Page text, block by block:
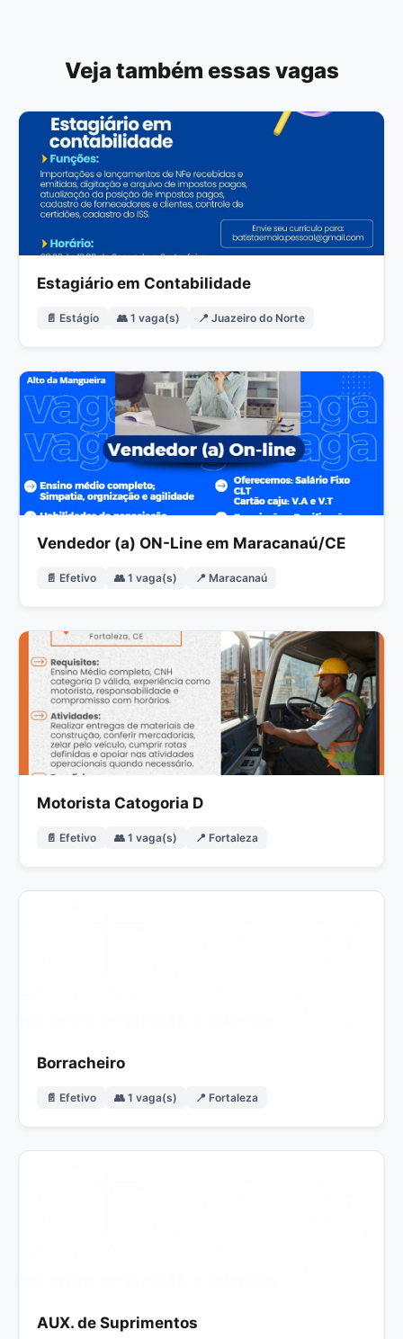
Veja também essas vagas
Estagiário em Contabilidade
📄 Estágio 👥 1 vaga(s) 📍 Juazeiro do Norte
Vendedor (a) ON-Line em Maracanaú/CE
📄 Efetivo 👥 1 vaga(s) 📍 Maracanaú
Motorista Catogoria D
📄 Efetivo 👥 1 vaga(s) 📍 Fortaleza
Borracheiro
📄 Efetivo 👥 1 vaga(s) 📍 Fortaleza
AUX. de Suprimentos